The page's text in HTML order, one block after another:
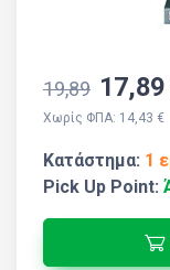
19,89
Χωρίς ΦΠΑ: 14,43 €
Κατάστημα: 1
Pick Up Point: